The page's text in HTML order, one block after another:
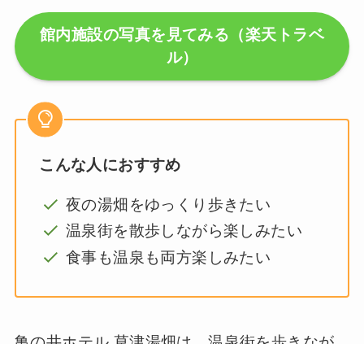
館内施設の写真を見てみる（楽天トラベ
ル）
こんな人におすすめ
夜の湯畑をゆっくり歩きたい
温泉街を散歩しながら楽しみたい
食事も温泉も両方楽しみたい